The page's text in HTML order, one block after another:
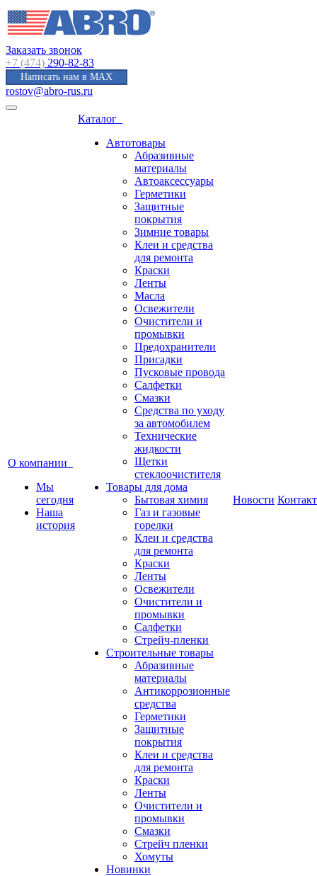
Заказать звонок
+7 (474) 290-82-83
Написать нам в MAX
rostov@abro-rus.ru
О компании
Мы
сегодня
Наша
история
Каталог
Автотовары
Абразивные
материалы
Автоаксессуары
Герметики
Защитные
покрытия
Зимние товары
Клеи и средства
для ремонта
Краски
Ленты
Масла
Освежители
Очистители и
промывки
Предохранители
Присадки
Пусковые провода
Салфетки
Смазки
Средства по уходу
за автомобилем
Технические
жидкости
Щетки
стеклоочистителя
Товары для дома
Бытовая химия
Газ и газовые
горелки
Клеи и средства
для ремонта
Краски
Ленты
Освежители
Очистители и
промывки
Салфетки
Стрейч-пленки
Строительные товары
Абразивные
материалы
Антикоррозионные
средства
Герметики
Защитные
покрытия
Клеи и средства
для ремонта
Краски
Ленты
Очистители и
промывки
Смазки
Стрейч пленки
Хомуты
Новинки
Новости